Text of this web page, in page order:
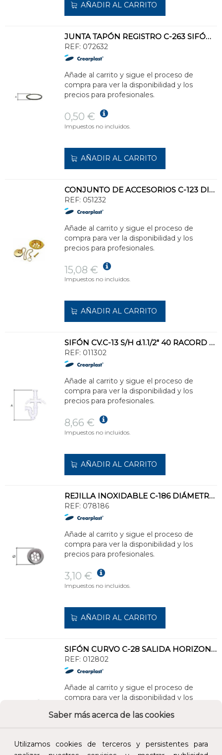
Saber más acerca de las cookies
Utilizamos cookies de terceros y persistentes para
AÑADIR AL CARRITO
JUNTA TAPÓN REGISTRO C-263 SIFÓN BOTELLA 1.1/2"
REF: 072632
Añade al carrito y sigue el proceso de
compra para ver la disponibilidad y los
precios para profesionales.
0,50 €
Impuestos no incluidos.
AÑADIR AL CARRITO
CONJUNTO DE ACCESORIOS C-123 DIÁMETRO 70 CROMO PARA LAVABO BIDET Y FREGADERO
REF: 051232
Añade al carrito y sigue el proceso de
compra para ver la disponibilidad y los
precios para profesionales.
15,08 €
Impuestos no incluidos.
AÑADIR AL CARRITO
SIFÓN CV.C-13 S/H d.1.1/2" 40 RACORD DBL.T.ELETRODOMÉSTICOS
REF: 011302
Añade al carrito y sigue el proceso de
compra para ver la disponibilidad y los
precios para profesionales.
8,66 €
Impuestos no incluidos.
AÑADIR AL CARRITO
REJILLA INOXIDABLE C-186 DIÁMETRO 85 LAVABO VÁLVULAS
REF: 078186
Añade al carrito y sigue el proceso de
compra para ver la disponibilidad y los
precios para profesionales.
3,10 €
Impuestos no incluidos.
AÑADIR AL CARRITO
SIFÓN CURVO C-28 SALIDA HORIZONTAL DIÁMETRO 1.1/2" 40 CON TOMA PARA LAVADORA
REF: 012802
Añade al carrito y sigue el proceso de
compra para ver la disponibilidad y los